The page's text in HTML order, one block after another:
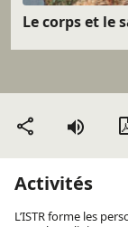
Le corps et le
Partager
Activités
L’ISTR forme les